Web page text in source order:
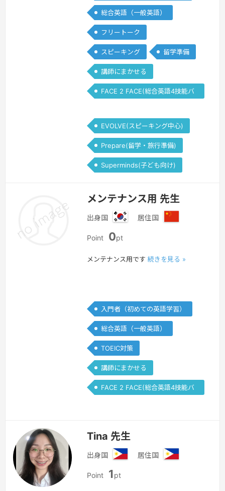
making learning clear, pra…
る »
総合英語（一般英語）
フリートーク
スピーキング 留学準備
講師にまかせる
FACE 2 FACE(総合英語4技能バ
EVOLVE(スピーキング中心)
Prepare(留学・旅行準備)
Superminds(子ども向け)
メンテナンス用 先生
出身国
国
居住国
Point 0pt
メンテナンス用です 続きを見る »
入門者（初めての英語学習）
総合英語（一般英語）
TOEIC対策
講師にまかせる
FACE 2 FACE(総合英語4技能バ
Tina 先生
出身国
ィ
居住国
Point 1pt